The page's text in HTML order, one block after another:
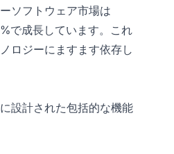
ソフトウェア市場は
で成長しています。これ
ロジーにますます依存し
設計された包括的な機能